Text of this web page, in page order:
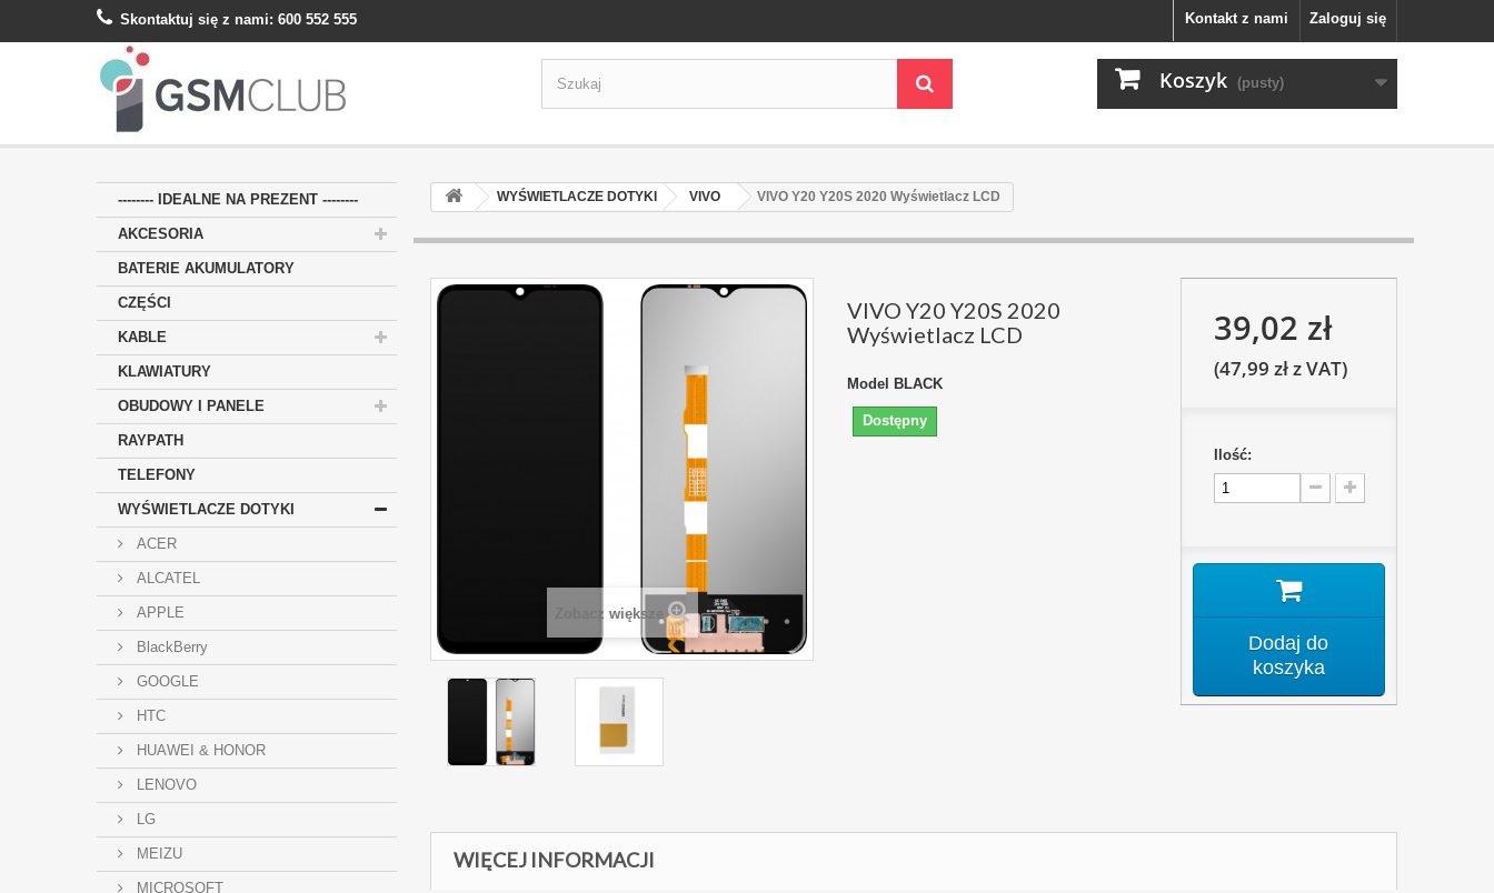
Zaloguj się
Kontakt z nami
Skontaktuj się z nami: 600 552 555
Koszyk (pusty)
-------- IDEALNE NA PREZENT --------
AKCESORIA
BATERIE AKUMULATORY
CZĘŚCI
KABLE
KLAWIATURY
OBUDOWY I PANELE
RAYPATH
TELEFONY
WYŚWIETLACZE DOTYKI
ACER
ALCATEL
APPLE
BlackBerry
GOOGLE
HTC
HUAWEI & HONOR
LENOVO
LG
MEIZU
MICROSOFT
WYŚWIETLACZE DOTYKI VIVO VIVO Y20 Y20S 2020 Wyświetlacz LCD
Zobacz większe
VIVO Y20 Y20S 2020
Wyświetlacz LCD
Model BLACK
Dostępny
39,02 zł
(47,99 zł z VAT)
Ilość:
Dodaj do
koszyka
WIĘCEJ INFORMACJI